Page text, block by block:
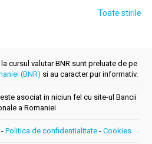
Toate stirile
cursul valutar BNR sunt preluate de pe
(BNR) si au caracter pur informativ.
asociat in niciun fel cu site-ul Bancii
a Romaniei
- Politica de confidentialitate - Cookies